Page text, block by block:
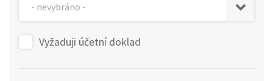
Vyžaduji účetní doklad